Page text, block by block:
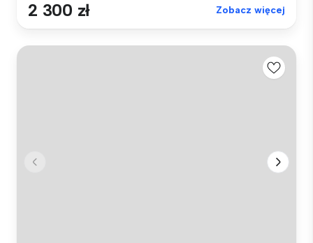
2 300 zł Zobacz więcej